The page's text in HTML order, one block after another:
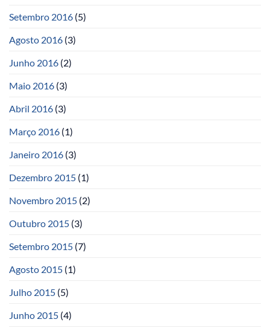
Setembro 2016 (5)
Agosto 2016 (3)
Junho 2016 (2)
Maio 2016 (3)
Abril 2016 (3)
Março 2016 (1)
Janeiro 2016 (3)
Dezembro 2015 (1)
Novembro 2015 (2)
Outubro 2015 (3)
Setembro 2015 (7)
Agosto 2015 (1)
Julho 2015 (5)
Junho 2015 (4)